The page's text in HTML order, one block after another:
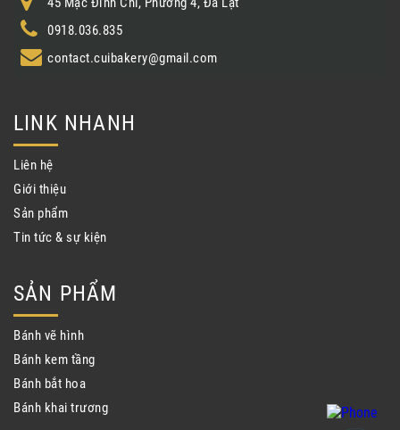
0918.036.835
contact.cuibakery@gmail.com
LINK NHANH
Liên hệ
Giới thiệu
Sản phẩm
Tin tức & sự kiện
SẢN PHẨM
Bánh vẽ hình
Bánh kem tầng
Bánh bắt hoa
Bánh khai trương